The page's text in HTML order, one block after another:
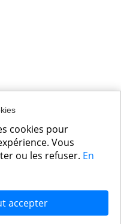
cookies pour
Vous
ou les refuser. En
accepter